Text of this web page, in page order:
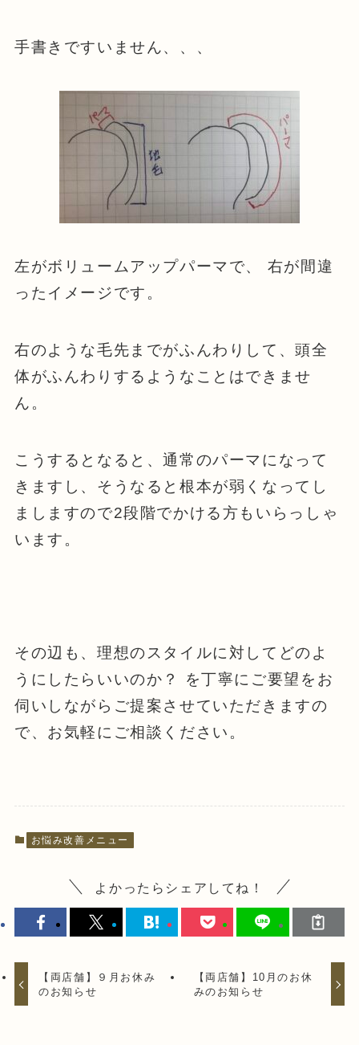
手書きですいません、、、
左がボリュームアップパーマで、 右が間違
ったイメージです。
右のような毛先までがふんわりして、頭全
体がふんわりするようなことはできませ
ん。
こうするとなると、通常のパーマになって
きますし、そうなると根本が弱くなってし
ましますので2段階でかける方もいらっしゃ
います。
その辺も、理想のスタイルに対してどのよ
うにしたらいいのか？ を丁寧にご要望をお
伺いしながらご提案させていただきますの
で、お気軽にご相談ください。
お悩み改善メニュー
よかったらシェアしてね！
【両店舗】９月お休み
のお知らせ
【両店舗】10月のお休
みのお知らせ